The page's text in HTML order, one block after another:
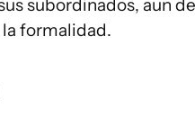
subordinados, aun
la formalidad.